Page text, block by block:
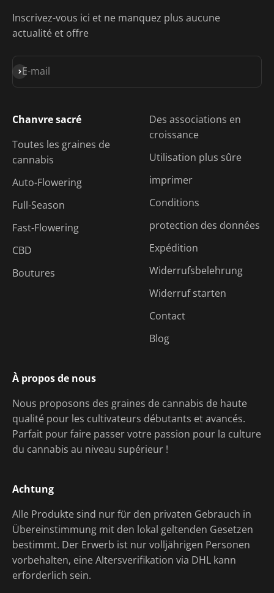
Inscrivez-vous ici et ne manquez plus aucune
actualité et offre
E-mail
S'inscrire
Chanvre sacré
Toutes les graines de
cannabis
Auto-Flowering
Full-Season
Fast-Flowering
CBD
Boutures
À propos de nous
Nous proposons des graines de cannabis de haute
qualité pour les cultivateurs débutants et avancés.
Parfait pour faire passer votre passion pour la culture
du cannabis au niveau supérieur !
Des associations en
croissance
Utilisation plus sûre
imprimer
Conditions
protection des données
Expédition
Widerrufsbelehrung
Widerruf starten
Contact
Blog
Achtung
Alle Produkte sind nur für den privaten Gebrauch in
Übereinstimmung mit den lokal geltenden Gesetzen
bestimmt. Der Erwerb ist nur volljährigen Personen
vorbehalten, eine Altersverifikation via DHL kann
erforderlich sein.